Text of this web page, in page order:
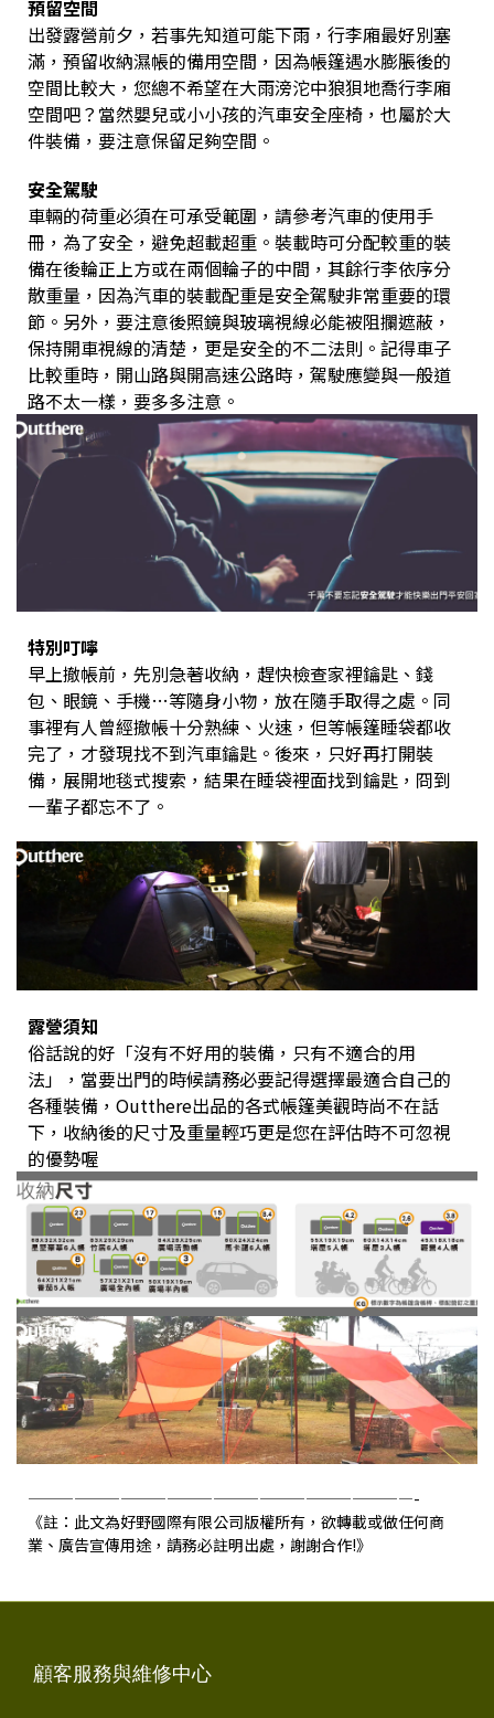
預留空間
出發露營前夕，若事先知道可能下雨，行李廂最好別塞
滿，預留收納濕帳的備用空間，因為帳篷遇水膨脹後的
空間比較大，您總不希望在大雨滂沱中狼狽地喬行李廂
空間吧？當然嬰兒或小小孩的汽車安全座椅，也屬於大
件裝備，要注意保留足夠空間。
安全駕駛
車輛的荷重必須在可承受範圍，請參考汽車的使用手
冊，為了安全，避免超載超重。裝載時可分配較重的裝
備在後輪正上方或在兩個輪子的中間，其餘行李依序分
散重量，因為汽車的裝載配重是安全駕駛非常重要的環
節。另外，要注意後照鏡與玻璃視線必能被阻攔遮蔽，
保持開車視線的清楚，更是安全的不二法則。記得車子
比較重時，開山路與開高速公路時，駕駛應變與一般道
路不太一樣，要多多注意。
特別叮嚀
早上撤帳前，先別急著收納，趕快檢查家裡鑰匙、錢
包、眼鏡、手機…等隨身小物，放在隨手取得之處。同
事裡有人曾經撤帳十分熟練、火速，但等帳篷睡袋都收
完了，才發現找不到汽車鑰匙。後來，只好再打開裝
備，展開地毯式搜索，結果在睡袋裡面找到鑰匙，冏到
一輩子都忘不了。
露營須知
俗話說的好「沒有不好用的裝備，只有不適合的用
法」，當要出門的時候請務必要記得選擇最適合自己的
各種裝備，Outthere出品的各式帳篷美觀時尚不在話
下，收納後的尺寸及重量輕巧更是您在評估時不可忽視
的優勢喔
—————————————————————————-
《註：此文為好野國際有限公司版權所有，欲轉載或做任何商
業、廣告宣傳用途，請務必註明出處，謝謝合作!》
顧客服務與維修中心